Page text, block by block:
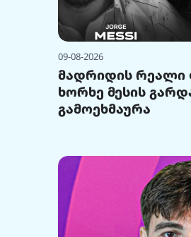
09-08-2026
მადრიდის რეალი
ხორხე მესის
გამოეხმაურა